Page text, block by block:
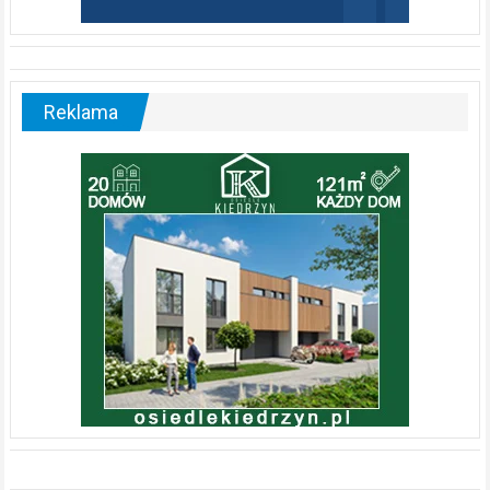
regularnie
Dom